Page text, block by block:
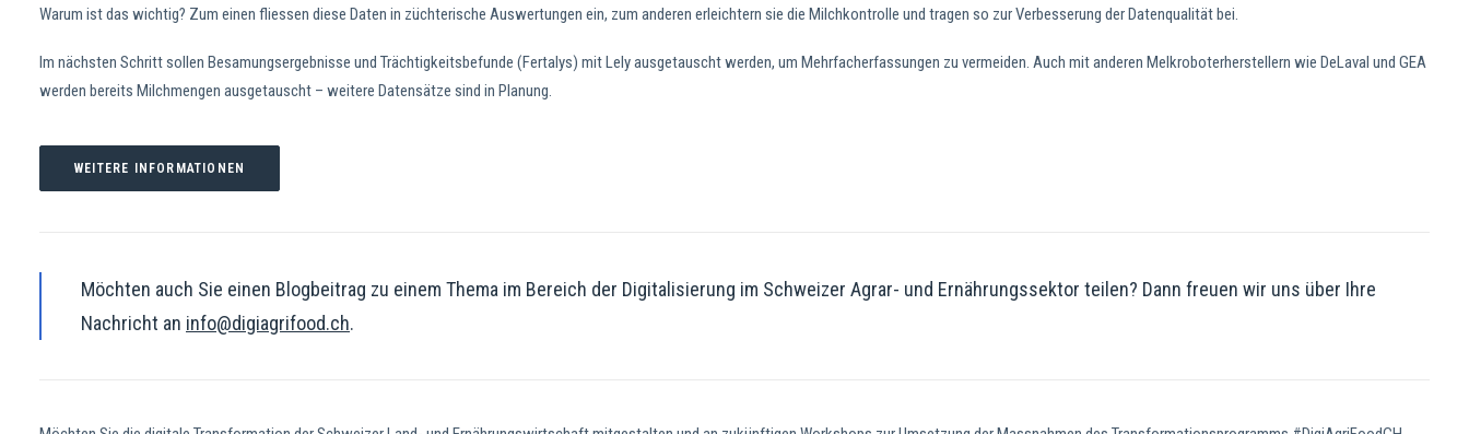
Warum ist das wichtig? Zum einen fliessen diese Daten in züchterische Auswertungen ein, zum anderen erleichtern sie die Milchkontrolle und tragen so zur Verbesserung der Datenqualität bei.
Im nächsten Schritt sollen Besamungsergebnisse und Trächtigkeitsbefunde (Fertalys) mit Lely ausgetauscht werden, um Mehrfacherfassungen zu vermeiden. Auch mit anderen Melkroboterherstellern wie DeLaval und GEA
werden bereits Milchmengen ausgetauscht – weitere Datensätze sind in Planung.
WEITERE INFORMATIONEN
Möchten auch Sie einen Blogbeitrag zu einem Thema im Bereich der Digitalisierung im Schweizer Agrar- und Ernährungssektor teilen? Dann freuen wir uns über Ihre
Nachricht an info@digiagrifood.ch.